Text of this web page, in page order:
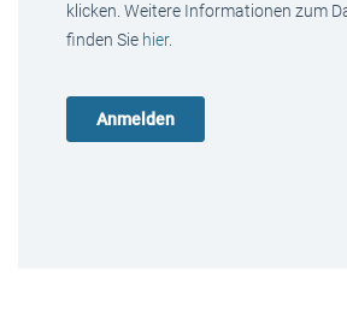
klicken. Weitere Informationen zum
finden Sie hier.